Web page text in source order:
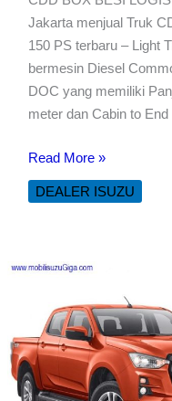
Jakarta menjual Truk
150 PS terbaru – Light
bermesin Diesel
DOC yang memiliki
meter dan Cabin to
CDD
BOX
BESI
NMR
150
PS
Read More »
DEALER ISUZU